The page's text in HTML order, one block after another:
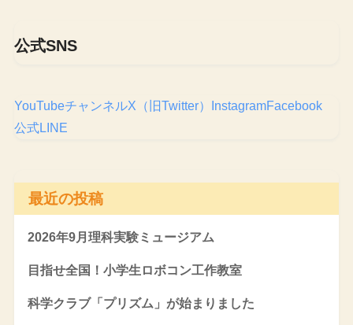
公式SNS
YouTubeチャンネルX（旧Twitter） InstagramFacebook
公式LINE
最近の投稿
2026年9月理科実験ミュージアム
目指せ全国！小学生ロボコン工作教室
科学クラブ「プリズム」が始まりました